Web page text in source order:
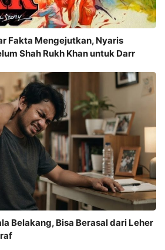
Fakta Mengejutkan, Nyaris
Shah Rukh Khan untuk Darr
Belakang, Bisa Berasal dari Leher